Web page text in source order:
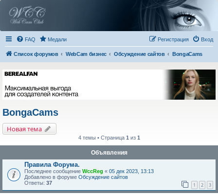
FAQ Медали Вход
Регистрация
Список форумов WebCam бизнес Обсуждение сайтов BongaCams
BongaCams
Новая тема
4 темы • Страница 1 из 1
Объявления
Правила Форума.
Последнее сообщение WccReg « 05 дек 2023, 13:13
Добавлено в форуме Обсуждение сайтов
Ответы: 37 1 2 3